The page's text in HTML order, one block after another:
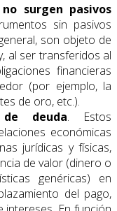
surgen pasivos
sin pasivos
son objeto de
al ser transferidos al
financieras
(por ejemplo, la
de oro, etc.).
de deuda. Estos
económicas
jurídicas y físicas,
de valor (dinero o
genéricas) en
del pago,